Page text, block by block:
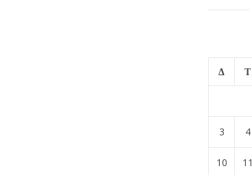
Δ Τ
3 4
10 11